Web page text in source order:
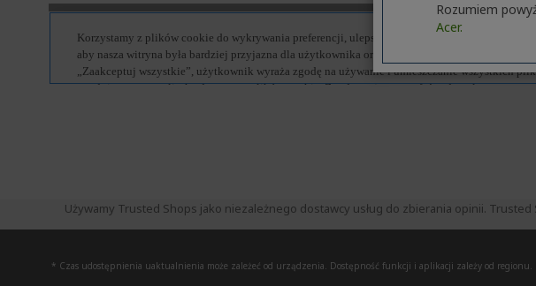
Używamy Trusted Shops jako niezależnego dostawcy usług do zbierania opinii.
* Czas udostępnienia uaktualnienia może zależeć od urządzenia. Dostępność funkcji i aplikacji zależy od
Rozumiem
Acer.